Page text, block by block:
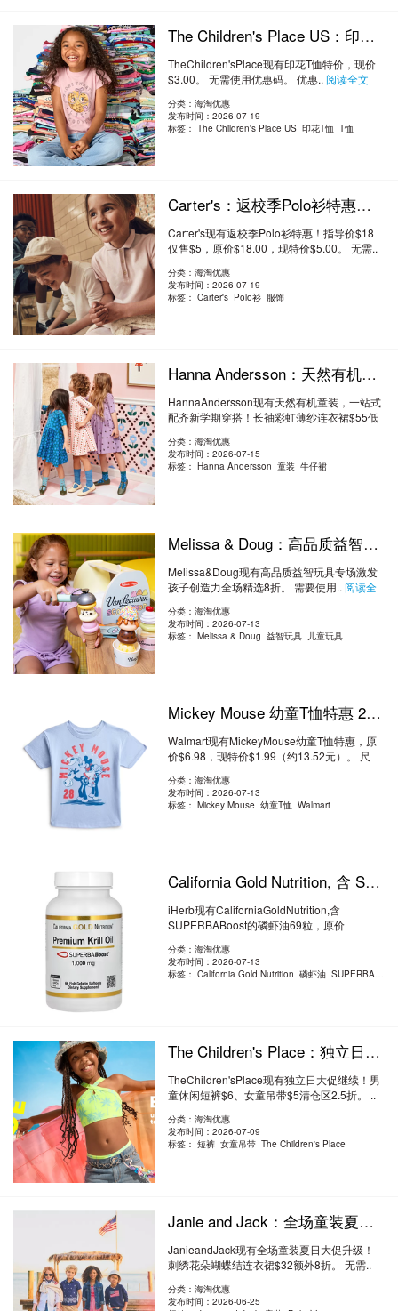
The Children's Place US：印花T恤特价 每件$3 $3
TheChildren'sPlace现有印花T恤特价，现价
$3.00。 无需使用优惠码。 优惠..阅读全文
分类：海淘优惠
发布时间：2026-07-19
标签：The Children's Place US 印花T恤 T恤
Carter's：返校季Polo衫特惠！指导价$18仅售$5 订单满$50美国境内免运费 $5
Carter's现有返校季Polo衫特惠！指导价$18
仅售$5，原价$18.00，现特价$5.00。 无需..
分类：海淘优惠
发布时间：2026-07-19
标签：Carter's Polo衫 服饰
Hanna Andersson：天然有机童装，一站式配齐新学期穿搭！长袖彩虹薄纱连衣裙$55 低至6折
HannaAndersson现有天然有机童装，一站式
配齐新学期穿搭！长袖彩虹薄纱连衣裙$55低
分类：海淘优惠
发布时间：2026-07-15
标签：Hanna Andersson 童装 牛仔裙
Melissa & Doug：高品质益智玩具专场 激发孩子创造力 全场精选8折
Melissa&Doug现有高品质益智玩具专场激发
孩子创造力全场精选8折。 需要使用..阅读全
分类：海淘优惠
发布时间：2026-07-13
标签：Melissa & Doug 益智玩具 儿童玩具
Mickey Mouse 幼童T恤特惠 2.9折 $1.99（约13.52元）
Walmart现有MickeyMouse幼童T恤特惠，原
价$6.98，现特价$1.99（约13.52元）。 尺
分类：海淘优惠
发布时间：2026-07-13
标签：Mickey Mouse 幼童T恤 Walmart
California Gold Nutrition, 含 SUPERBABoost 的磷虾油 69粒 7折 ¥175.07
iHerb现有CaliforniaGoldNutrition,含
SUPERBABoost的磷虾油69粒，原价
分类：海淘优惠
发布时间：2026-07-13
标签：California Gold Nutrition 磷虾油 SUPERBABoost
The Children's Place：独立日大促继续！男童休闲短裤$6、女童吊带$5 清仓区2.5折
TheChildren'sPlace现有独立日大促继续！男
童休闲短裤$6、女童吊带$5清仓区2.5折。 ..
分类：海淘优惠
发布时间：2026-07-09
标签：短裤 女童吊带 The Children's Place
Janie and Jack：全场童装夏日大促升级！连衣裙$16、Polo 衫$10 额外8折
JanieandJack现有全场童装夏日大促升级！
刺绣花朵蝴蝶结连衣裙$32额外8折。 无需..
分类：海淘优惠
发布时间：2026-06-25